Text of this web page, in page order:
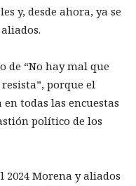
y, desde ahora, ya se
de “No hay mal que
porque el
todas las encuestas
político de los
2024 Morena y aliados